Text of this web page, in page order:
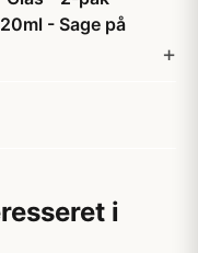
- Sage på
i